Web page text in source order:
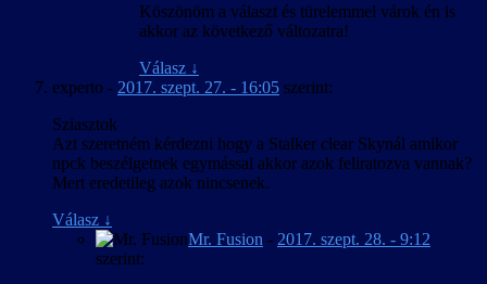
Köszönöm a választ és türelemmel várok én is
akkor az következő változatra!
Válasz ↓
experto - 2017. szept. 27. - 16:05 szerint:
Sziasztok
Azt szeretném kérdezni hogy a Stalker clear Skynál amikor
npck beszélgetnek egymással akkor azok feliratozva vannak?
Mert eredetileg azok nincsenek.
Válasz ↓
Mr. Fusion - 2017. szept. 28. - 9:12
szerint: